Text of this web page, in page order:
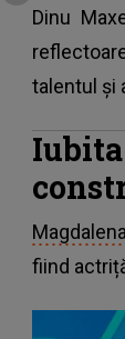
Dinu
talentul și
fiind